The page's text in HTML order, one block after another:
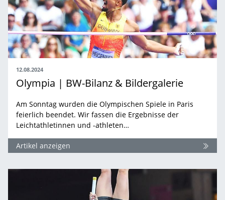
12.08.2024
Olympia | BW-Bilanz & Bildergalerie
Am Sonntag wurden die Olympischen Spiele in Paris
feierlich beendet. Wir fassen die Ergebnisse der
Leichtathletinnen und -athleten…
Artikel anzeigen